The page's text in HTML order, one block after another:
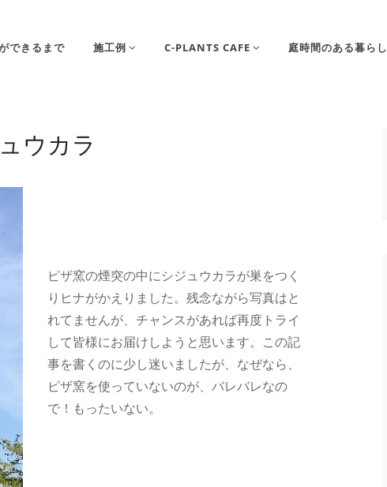
できるまで 施工例 C-PLANTS CAFE 庭時間のある暮らし
ウカラ
ピザ窯の煙突の中にシジュウカラが巣をつく
りヒナがかえりました。残念ながら写真はと
れてませんが、チャンスがあれば再度トライ
して皆様にお届けしようと思います。この記
事を書くのに少し迷いましたが、なぜなら、
ピザ窯を使っていないのが、バレバレなの
で！もったいない。